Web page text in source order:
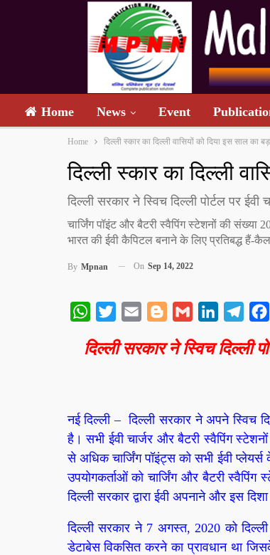
Home News Event
Home दिल्ली स्कार का दिल्ली वासियों को दिया इस साल का
दिल्ली स्कार का दिल्ली
दिल्ली सरकार ने स्विच दिल्ली पोर्टल पर
चार्जिंग पॉइंट और बैटरी स्वैपिंग स्टेशनों की
भारत की ईवी कैपिटल बनाने के लिए प्रतिबद्ध हैं-
By Mpnan On Sep 14, 2022
WhatsApp
Twitter Email BloggerGmail LinkedIn
दिल्ली सरकार ने स्विच दिल्ली
नई दिल्ली – दिल्ली सरकार ने अपने स्विच
है। सभी ईवी चार्जर और बैटरी स्वैपिंग
से अधिक चार्जिंग पॉइंट्स को सभी ईवी
उपयोगकर्ताओं को चार्जिंग और बैटरी
दिल्ली सरकार द्वारा ईवी अपनाने और इस
दिल्ली सरकार ने 7 अगस्त, 2020 को
डेटाबेस विकसित करने का प्रावधान था